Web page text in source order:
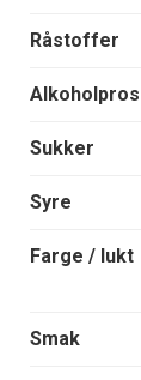
Råstoffer
Sukker
Syre
Farge / lukt
Smak